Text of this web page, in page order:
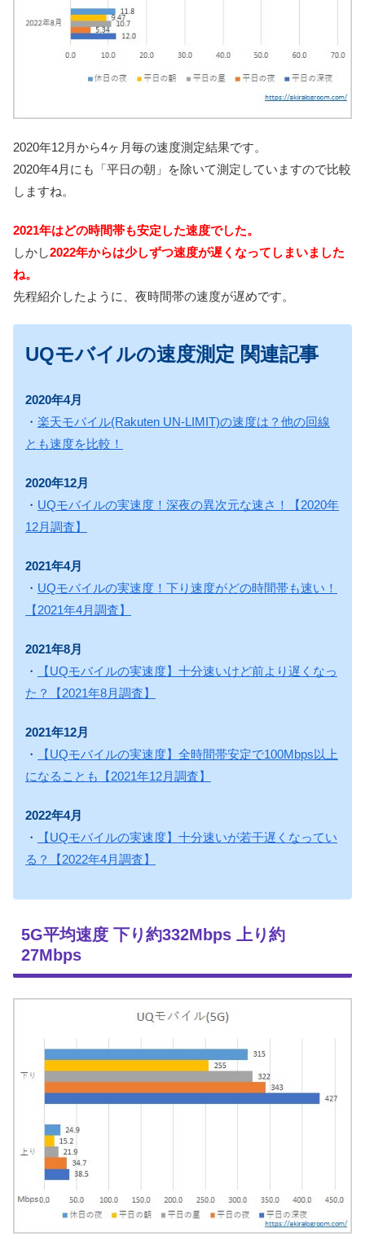
2020年12月から4ヶ月毎の速度測定結果です。
2020年4月にも「平日の朝」を除いて測定していますので比較
しますね。
2021年はどの時間帯も安定した速度でした。
しかし2022年からは少しずつ速度が遅くなってしまいました
ね。
先程紹介したように、夜時間帯の速度が遅めです。
UQモバイルの速度測定 関連記事
2020年4月
・ 楽天モバイル(Rakuten UN-LIMIT)の速度は？他の回線
とも速度を比較！
2020年12月
・ UQモバイルの実速度！深夜の異次元な速さ！【2020年
12月調査】
2021年4月
・ UQモバイルの実速度！下り速度がどの時間帯も速い！
【2021年4月調査】
2021年8月
・
【UQモバイルの実速度】十分速いけど前より遅くなっ
た？【2021年8月調査】
2021年12月
・
【UQモバイルの実速度】全時間帯安定で100Mbps以上
になることも【2021年12月調査】
2022年4月
・
【UQモバイルの実速度】十分速いが若干遅くなってい
る？【2022年4月調査】
5G平均速度 下り約332Mbps 上り約
27Mbps